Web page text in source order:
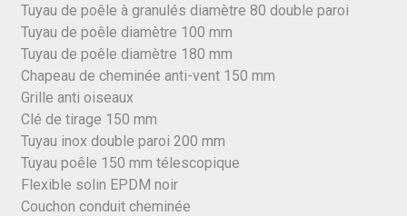
Tuyau de poêle à granulés diamètre 80 double paroi
Tuyau de poêle diamètre 100 mm
Tuyau de poêle diamètre 180 mm
Chapeau de cheminée anti-vent 150 mm
Grille anti oiseaux
Clé de tirage 150 mm
Tuyau inox double paroi 200 mm
Tuyau poêle 150 mm télescopique
Flexible solin EPDM noir
Couchon conduit cheminée